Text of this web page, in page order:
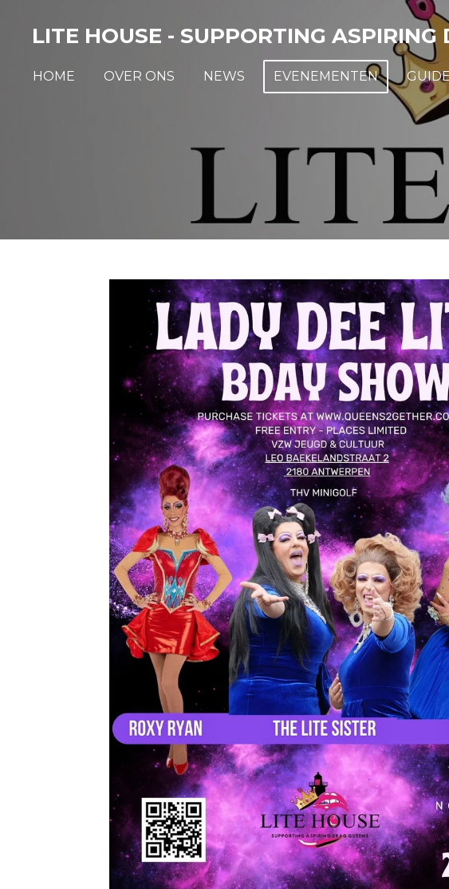
directLITE HOUSE - SUPPORTING ASPIRING
HOME OVER ONS NEWS EVENEMENTEN GUIDE